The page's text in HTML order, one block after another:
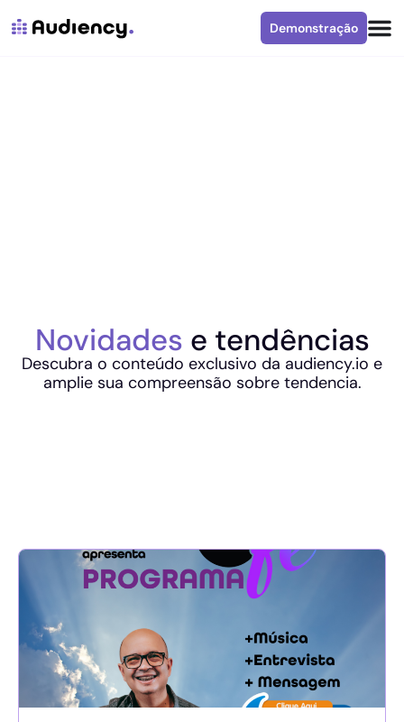
Demonstração
Novidades e tendências
Descubra o conteúdo exclusivo da audiency.io e
amplie sua compreensão sobre tendencia.